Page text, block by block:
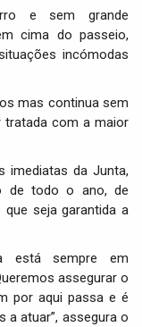
e sem grande
cima do passeio,
incómodas
mas continua sem
tratada com a maior
imediatas da Junta,
de todo o ano, de
seja garantida a
está sempre em
assegurar o
por aqui passa e é
a atuar”, assegura o